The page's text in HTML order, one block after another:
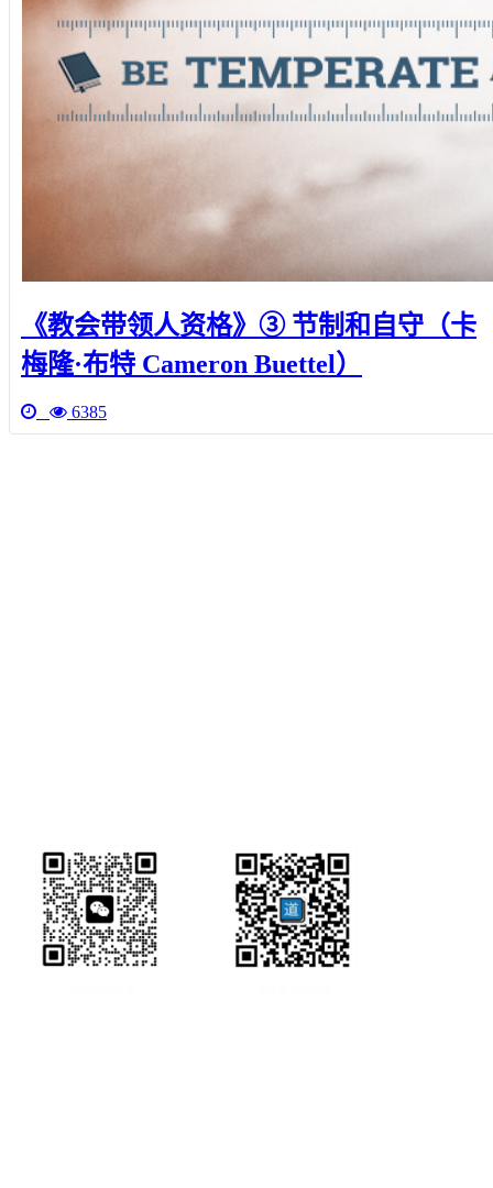
《教会带领人资格》③ 节制和自守（卡
梅隆·布特 Cameron Buettel）
6385